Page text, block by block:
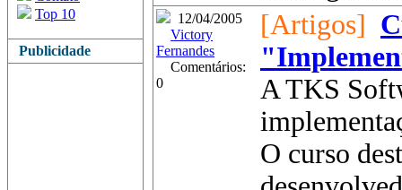
Top 10
Publicidade
12/04/2005
Victory
Fernandes
Comentários:
0
[Artigos]
A TKS
O curso